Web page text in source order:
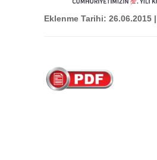
Eklenme Tarihi: 26.06.2015